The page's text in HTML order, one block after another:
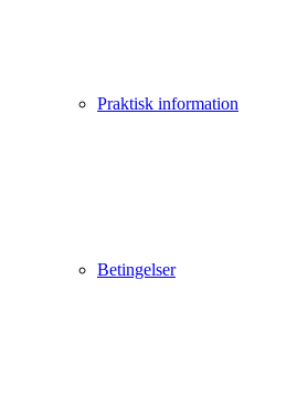
Praktisk information
Betingelser